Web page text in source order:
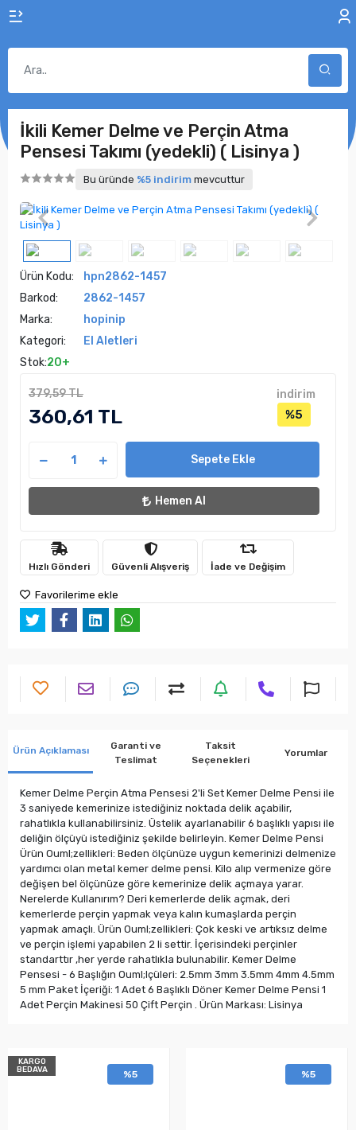
İkili Kemer Delme ve Perçin Atma
Pensesi Takımı (yedekli) ( Lisinya )
Bu üründe %5 indirim mevcuttur
Ürün Kodu:
hpn2862-1457
Barkod:
2862-1457
Marka:
hopinip
Kategori:
El Aletleri
Stok:20+
379,59 TL
360,61 TL
indirim
%5
Sepete Ekle
Hemen Al
Hızlı Gönderi Güvenli Alışveriş İade ve Değişim
Favorilerime ekle
Ürün Açıklaması
Garanti ve
Teslimat
Taksit
Seçenekleri
Yorumlar
Kemer Delme Perçin Atma Pensesi 2'li Set Kemer Delme Pensi ile
3 saniyede kemerinize istediğiniz noktada delik açabilir,
rahatlıkla kullanabilirsiniz. Üstelik ayarlanabilir 6 başlıklı yapısı ile
deliğin ölçüyü istediğiniz şekilde belirleyin. Kemer Delme Pensi
Ürün Ouml;zellikleri: Beden ölçünüze uygun kemerinizi delmenize
yardımcı olan metal kemer delme pensi. Kilo alıp vermenize göre
değişen bel ölçünüze göre kemerinize delik açmaya yarar.
Nerelerde Kullanırım? Deri kemerlerde delik açmak, deri
kemerlerde perçin yapmak veya kalın kumaşlarda perçin
yapmak amaçlı. Ürün Ouml;zellikleri: Çok keski ve artıksız delme
ve perçin işlemi yapabilen 2 li settir. İçerisindeki perçinler
standarttır ,her yerde rahatlıkla bulunabilir. Kemer Delme
Pensesi - 6 Başlığın Ouml;lçüleri: 2.5mm 3mm 3.5mm 4mm 4.5mm
5 mm Paket İçeriği: 1 Adet 6 Başlıklı Döner Kemer Delme Pensi 1
Adet Perçin Makinesi 50 Çift Perçin . Ürün Markası: Lisinya
KARGO
BEDAVA
%5 %5